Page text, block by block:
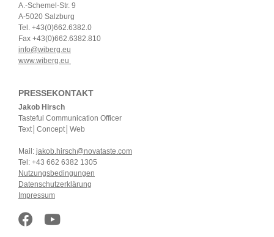
A.-Schemel-Str. 9
A-5020 Salzburg
Tel. +43(0)662.6382.0
Fax +43(0)662.6382.810
info@wiberg.eu
www.wiberg.eu
PRESSEKONTAKT
Jakob Hirsch
Tasteful Communication Officer
Text│Concept│Web
Mail: jakob.hirsch@novataste.com
Tel: +43 662 6382 1305
Nutzungsbedingungen
Datenschutzerklärung
Impressum